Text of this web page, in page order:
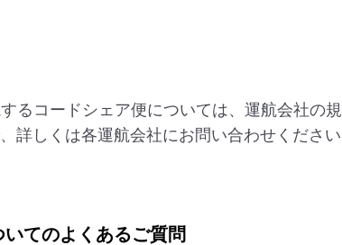
るコードシェア便については、運航会社の
詳しくは各運航会社にお問い合わせください
てのよくあるご質問